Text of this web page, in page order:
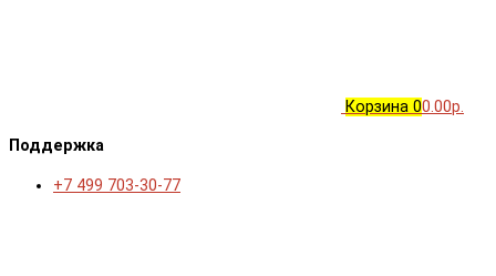
Корзина 00.00р.
Поддержка
+7 499 703-30-77